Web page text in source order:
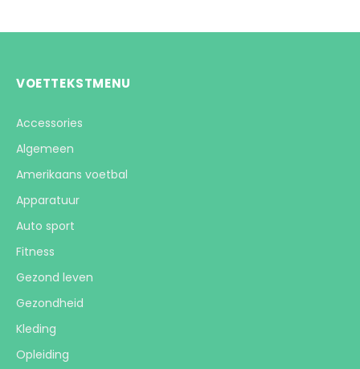
VOETTEKSTMENU
Accessories
Algemeen
Amerikaans voetbal
Apparatuur
Auto sport
Fitness
Gezond leven
Gezondheid
Kleding
Opleiding